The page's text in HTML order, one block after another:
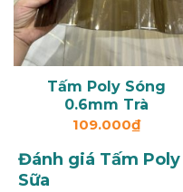
Tấm Poly Sóng
0.6mm Trà
109.000₫
Đánh giá Tấm
Sữa